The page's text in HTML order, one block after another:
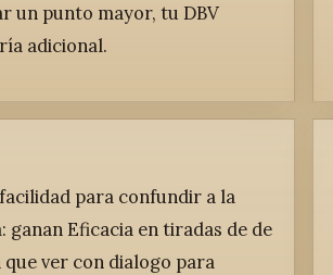
un punto mayor, tu DBV
adicional.
para confundir a la
ganan Eficacia en tiradas de de
ver con dialogo para